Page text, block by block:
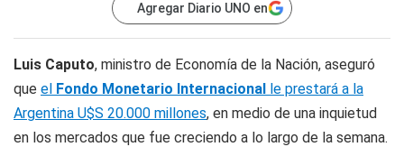
Agregar Diario UNO en
Luis Caputo, ministro de Economía de la Nación, aseguró
que el Fondo Monetario Internacional le prestará a la
Argentina U$S 20.000 millones, en medio de una inquietud
en los mercados que fue creciendo a lo largo de la semana.